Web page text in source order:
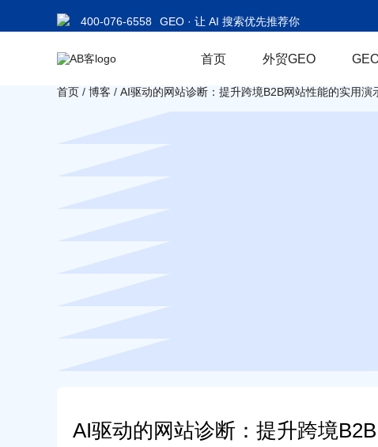
400-076-6558 GEO · 让 AI 搜索优先推荐你
首页 外贸GEO
首页 / 博客 / AI驱动的网站诊断：提升跨境B2B网站性能的实用演
AI驱动的网站诊断：提升跨境